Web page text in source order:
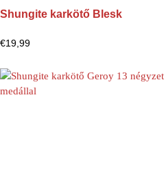
Shungite karkötő Blesk
€19,99